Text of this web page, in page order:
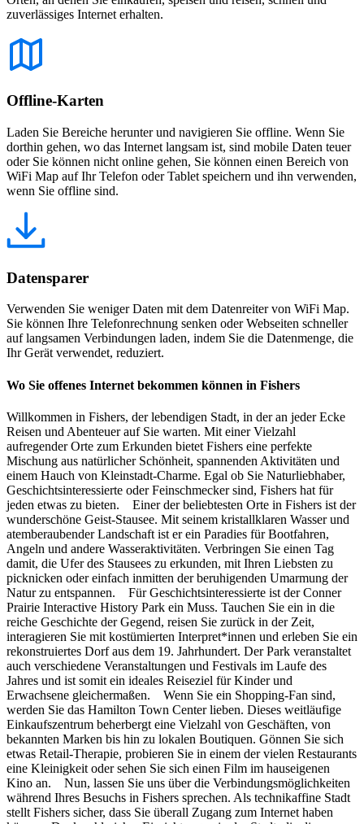
zuverlässiges Internet erhalten.
Offline-Karten
Laden Sie Bereiche herunter und navigieren Sie offline. Wenn Sie
dorthin gehen, wo das Internet langsam ist, sind mobile Daten teuer
oder Sie können nicht online gehen, Sie können einen Bereich von
WiFi Map auf Ihr Telefon oder Tablet speichern und ihn verwenden,
wenn Sie offline sind.
Datensparer
Verwenden Sie weniger Daten mit dem Datenreiter von WiFi Map.
Sie können Ihre Telefonrechnung senken oder Webseiten schneller
auf langsamen Verbindungen laden, indem Sie die Datenmenge, die
Ihr Gerät verwendet, reduziert.
Wo Sie offenes Internet bekommen können in Fishers
Willkommen in Fishers, der lebendigen Stadt, in der an jeder Ecke
Reisen und Abenteuer auf Sie warten. Mit einer Vielzahl
aufregender Orte zum Erkunden bietet Fishers eine perfekte
Mischung aus natürlicher Schönheit, spannenden Aktivitäten und
einem Hauch von Kleinstadt-Charme. Egal ob Sie Naturliebhaber,
Geschichtsinteressierte oder Feinschmecker sind, Fishers hat für
jeden etwas zu bieten. Einer der beliebtesten Orte in Fishers ist der
wunderschöne Geist-Stausee. Mit seinem kristallklaren Wasser und
atemberaubender Landschaft ist er ein Paradies für Bootfahren,
Angeln und andere Wasseraktivitäten. Verbringen Sie einen Tag
damit, die Ufer des Stausees zu erkunden, mit Ihren Liebsten zu
picknicken oder einfach inmitten der beruhigenden Umarmung der
Natur zu entspannen. Für Geschichtsinteressierte ist der Conner
Prairie Interactive History Park ein Muss. Tauchen Sie ein in die
reiche Geschichte der Gegend, reisen Sie zurück in der Zeit,
interagieren Sie mit kostümierten Interpret*innen und erleben Sie ein
rekonstruiertes Dorf aus dem 19. Jahrhundert. Der Park veranstaltet
auch verschiedene Veranstaltungen und Festivals im Laufe des
Jahres und ist somit ein ideales Reiseziel für Kinder und
Erwachsene gleichermaßen. Wenn Sie ein Shopping-Fan sind,
werden Sie das Hamilton Town Center lieben. Dieses weitläufige
Einkaufszentrum beherbergt eine Vielzahl von Geschäften, von
bekannten Marken bis hin zu lokalen Boutiquen. Gönnen Sie sich
etwas Retail-Therapie, probieren Sie in einem der vielen Restaurants
eine Kleinigkeit oder sehen Sie sich einen Film im hauseigenen
Kino an. Nun, lassen Sie uns über die Verbindungsmöglichkeiten
während Ihres Besuchs in Fishers sprechen. Als technikaffine Stadt
stellt Fishers sicher, dass Sie überall Zugang zum Internet haben